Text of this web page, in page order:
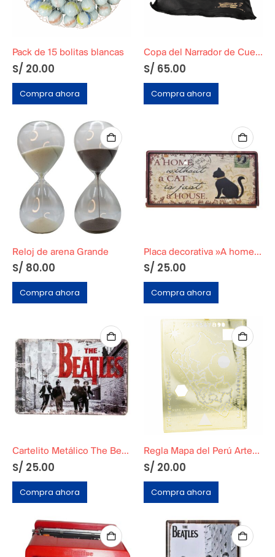
Pack de 15 bolitas blancas
S/ 20.00
Compra ahora
Copa del Narrador de Cuentos Original
S/ 65.00
Compra ahora
Reloj de arena Grande
S/ 80.00
Compra ahora
Placa decorativa »A home without a cat is just a house»
S/ 25.00
Compra ahora
Cartelito Metálico The Beatles
S/ 25.00
Compra ahora
Regla Mapa del Perú Artesco Original
S/ 20.00
Compra ahora